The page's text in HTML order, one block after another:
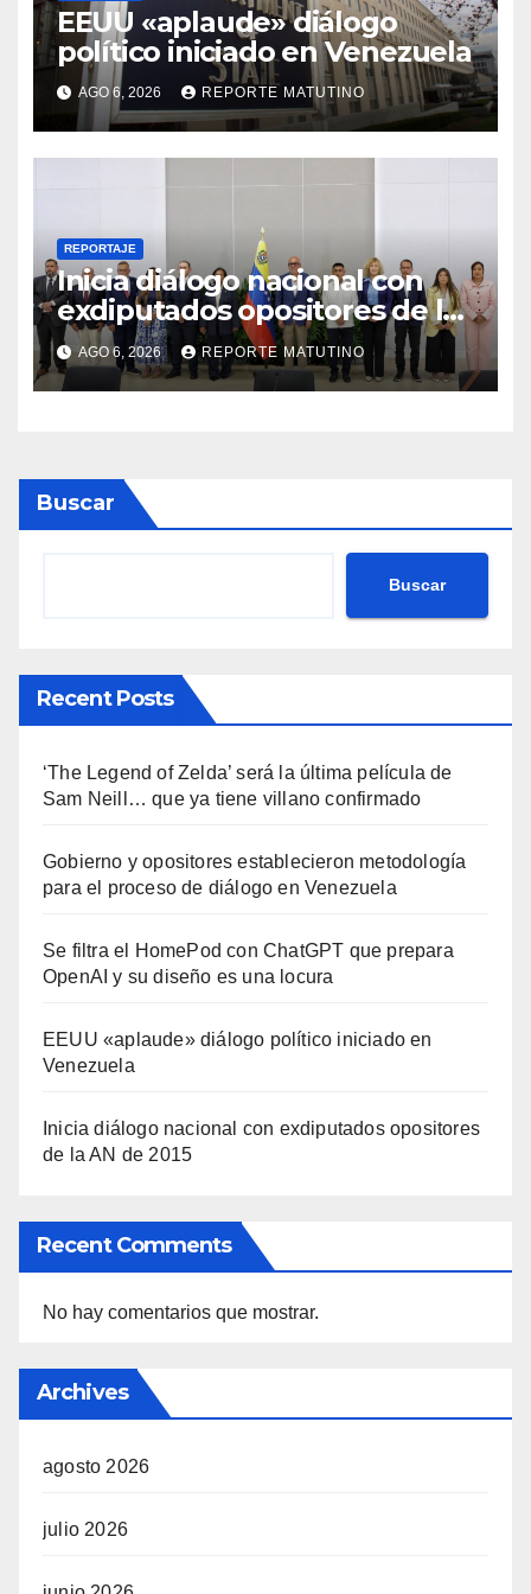
EEUU «aplaude» diálogo
político iniciado en Venezuela
AGO 6, 2026 REPORTE MATUTINO
REPORTAJE
Inicia diálogo nacional con
exdiputados opositores de la
AN de 2015
AGO 6, 2026 REPORTE MATUTINO
Buscar
Buscar
Recent Posts
‘The Legend of Zelda’ será la última película de
Sam Neill… que ya tiene villano confirmado
Gobierno y opositores establecieron metodología
para el proceso de diálogo en Venezuela
Se filtra el HomePod con ChatGPT que prepara
OpenAI y su diseño es una locura
EEUU «aplaude» diálogo político iniciado en
Venezuela
Inicia diálogo nacional con exdiputados opositores
de la AN de 2015
Recent Comments
No hay comentarios que mostrar.
Archives
agosto 2026
julio 2026